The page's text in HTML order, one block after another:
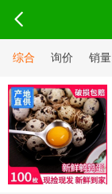
综合 询价 销量